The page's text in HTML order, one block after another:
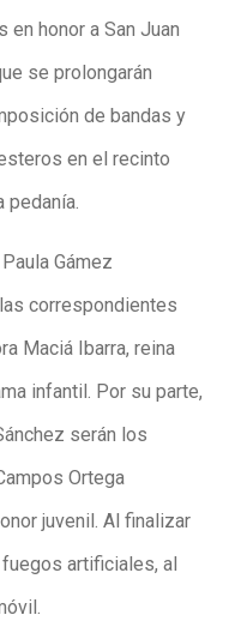
honor a San Juan
se prolongarán
de bandas y
en el recinto
pedanía.
Gámez
correspondientes
Maciá Ibarra, reina
infantil. Por su parte,
serán los
Ortega
juvenil. Al finalizar
artificiales, al